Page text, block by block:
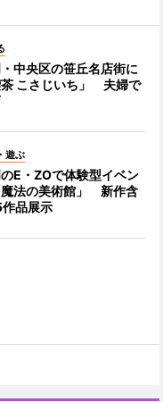
中央区の笹丘名店街に
茶 こさじいち」 夫婦で
遊ぶ
E・ZOで体験型イベン
魔法の美術館」 新作含
品展示